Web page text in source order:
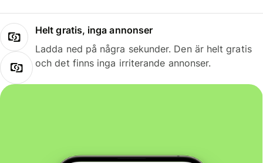
Helt gratis, inga annonser
Ladda ned på några sekunder. Den är helt gratis
och det finns inga irriterande annonser.